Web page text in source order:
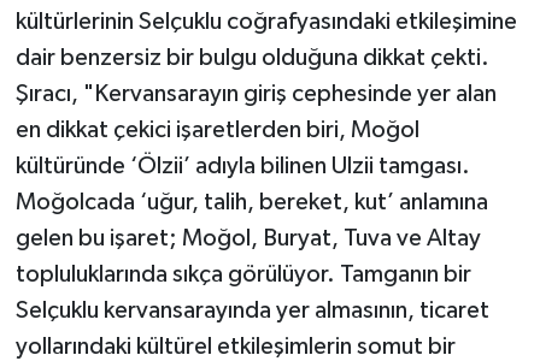
kültürlerinin Selçuklu coğrafyasındaki etkileşimine
dair benzersiz bir bulgu olduğuna dikkat çekti.
Şıracı, "Kervansarayın giriş cephesinde yer alan
en dikkat çekici işaretlerden biri, Moğol
kültüründe ‘Ölzii’ adıyla bilinen Ulzii tamgası.
Moğolcada ‘uğur, talih, bereket, kut’ anlamına
gelen bu işaret; Moğol, Buryat, Tuva ve Altay
topluluklarında sıkça görülüyor. Tamganın bir
Selçuklu kervansarayında yer almasının, ticaret
yollarındaki kültürel etkileşimlerin somut bir